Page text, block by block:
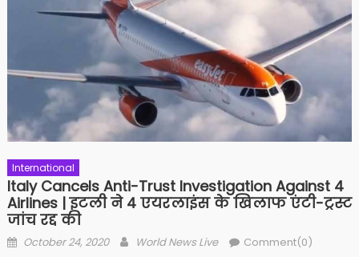
International
Italy Cancels Anti-Trust Investigation Against 4
Airlines | इटली ने 4 एयरलाइंस के खिलाफ एंटी-ट्रस्ट
जांच रद्द की
Posted on
October 24, 2020 Author
World News Live Comment(0)